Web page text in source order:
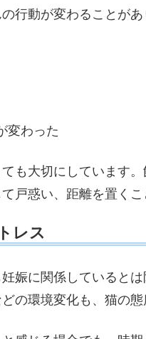
行動が変わることがあ
変わった
も大切にしています
戸惑い、距離を置くこ
レス
娠に関係していると
の環境変化も、猫の態